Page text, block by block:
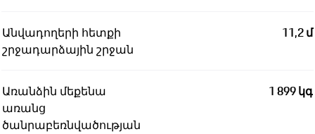
Անվադողերի հետքի
շրջադարձային շրջան
11,2 մ
Առանձին մեքենա
առանց
ծանրաբեռնվածության
1 899 կգ